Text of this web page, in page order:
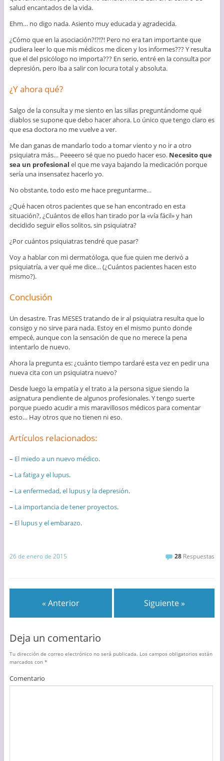
salud encantados de la vida.
Ehm… no digo nada. Asiento muy educada y agradecida.
¿Cómo que en la asociación?!?!?! Pero no era tan importante que
pudiera leer lo que mis médicos me dicen y los informes??? Y resulta
que el del psicólogo no importa??? En serio, entré en la consulta por
depresión, pero iba a salir con locura total y absoluta.
¿Y ahora qué?
Salgo de la consulta y me siento en las sillas preguntándome qué
diablos se supone que debo hacer ahora. Lo único que tengo claro es
que esa doctora no me vuelve a ver.
Me dan ganas de mandarlo todo a tomar viento y no ir a otro
psiquiatra más… Peeeero sé que no puedo hacer eso. Necesito que
sea un profesional el que me vaya bajando la medicación porque
sería una insensatez hacerlo yo.
No obstante, todo esto me hace preguntarme…
¿Qué hacen otros pacientes que se han encontrado en esta
situación?, ¿Cuántos de ellos han tirado por la «vía fácil» y han
decidido seguir ellos solitos, sin psiquiatra?
¿Por cuántos psiquiatras tendré que pasar?
Voy a hablar con mi dermatóloga, que fue quien me derivó a
psiquiatría, a ver qué me dice… (¿Cuántos pacientes hacen esto
mismo?).
Conclusión
Un desastre. Tras MESES tratando de ir al psiquiatra resulta que lo
consigo y no sirve para nada. Estoy en el mismo punto donde
empecé, aunque con la sensación de que no merece la pena
intentarlo de nuevo.
Ahora la pregunta es: ¿cuánto tiempo tardaré esta vez en pedir una
nueva cita con un psiquiatra nuevo?
Desde luego la empatía y el trato a la persona sigue siendo la
asignatura pendiente de algunos profesionales. Y tengo suerte
porque puedo acudir a mis maravillosos médicos para comentar
esto… Hay otros que no tienen ni eso.
Artículos relacionados:
– El miedo a un nuevo médico.
– La fatiga y el lupus.
– La enfermedad, el lupus y la depresión.
– La importancia de tener proyectos.
– El lupus y el embarazo.
26 de enero de 2015 28 Respuestas
« Anterior Siguiente »
Deja un comentario
Tu dirección de correo electrónico no será publicada. Los campos obligatorios están
marcados con *
Comentario